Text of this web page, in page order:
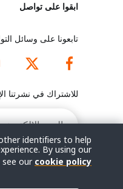
o
n
d
f
o
o
t
e
ابقوا على تواصل
تابعونا على وسائل
للاشتراك في نشرتنا
البريد
الإلكتروني
identifiers to help
By using our
ourcookie policy